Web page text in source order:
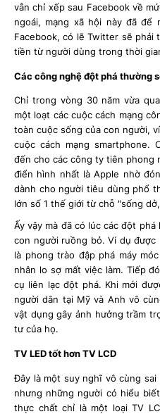
vẫn chỉ xếp sau Facebook về
ngoái, mạng xã hội này đã để
Facebook, có lẽ Twitter sẽ phải
tiền từ người dùng trong thời
Các công nghệ đột phá thường
Chỉ trong vòng 30 năm vừa
một loạt các cuộc cách mạng
toàn cuộc sống của con người,
cuộc cách mạng smartphone.
đến cho các công ty tiên phong
điển hình nhất là Apple nhờ
dành cho người tiêu dùng phổ
lớn số 1 thế giới từ chỗ "sống
Ấy vậy mà đã có lúc các đột
con người ruồng bỏ. Ví dụ
là phong trào đập phá máy
nhân lo sợ mất việc làm. Tiếp
cụ liên lạc đột phá. Khi mới
người dân tại Mỹ và Anh vô
vật dụng gây ảnh hưởng trầm
tư của họ.
TV LED tốt hơn TV LCD
Đây là một suy nghĩ vô cùng
nhưng những người có hiểu
thực chất chỉ là một loại TV